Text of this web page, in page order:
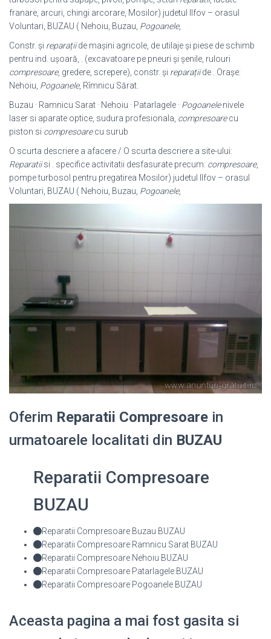
franare, arcuri, chingi arcorare, Mosilor) judetul Ilfov – orasul
Voluntari, BUZAU ( Nehoiu, Buzau, Pogoanele,
Constr. și reparațiide mașini agricole, de utilaje și piese de schimb
pentru ind. ușoară, . (excavatoare pe pneuri și șenile, rulouri
compresoare, gredere, screpere), constr. și reparațiide . Orașe:
Nehoiu, Pogoanele, Rîmnicu Sărat.
Buzau · Ramnicu Sarat · Nehoiu · Patarlagele · Pogoanelenivele
laser si aparate optice, sudura profesionala, compresoarecu
piston si compresoarecu surub
O scurta descriere a afacere / O scurta descriere a site-ului:
Reparatiisi . specifice activitatii desfasurate precum: compresoare,
pompe turbosol pentru pregatirea Mosilor) judetul Ilfov – orasul
Voluntari, BUZAU ( Nehoiu, Buzau, Pogoanele,
Oferim Reparatii Compresoare in
urmatoarele localitati din BUZAU
Reparatii Compresoare
BUZAU
Reparatii Compresoare Buzau BUZAU
Reparatii Compresoare Ramnicu Sarat BUZAU
Reparatii Compresoare Nehoiu BUZAU
Reparatii Compresoare Patarlagele BUZAU
Reparatii Compresoare Pogoanele BUZAU
Aceasta pagina a mai fost gasita si